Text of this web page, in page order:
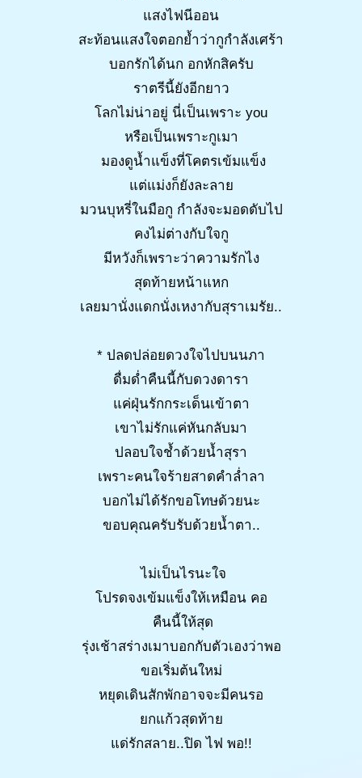
แสงไฟนีออน
สะท้อนแสงใจตอกย้ำว่ากูกำลังเศร้า
บอกรักได้นก อกหักสิครับ
ราตรีนี้ยังอีกยาว
โลกไม่น่าอยู่ นี่เป็นเพราะ you
หรือเป็นเพราะกูเมา
มองดูน้ำแข็งที่โคตรเข้มแข็ง
แต่แม่งก็ยังละลาย
มวนบุหรี่ในมือกู กำลังจะมอดดับไป
คงไม่ต่างกับใจกู
มีหวังก็เพราะว่าความรักไง
สุดท้ายหน้าแหก
เลยมานั่งแดกนั่งเหงากับสุราเมรัย..
* ปลดปล่อยดวงใจไปบนนภา
ดื่มด่ำคืนนี้กับดวงดารา
แค่ฝุ่นรักกระเด็นเข้าตา
เขาไม่รักแค่หันกลับมา
ปลอบใจช้ำด้วยน้ำสุรา
เพราะคนใจร้ายสาดคำล่ำลา
บอกไม่ได้รักขอโทษด้วยนะ
ขอบคุณครับรับด้วยน้ำตา..
ไม่เป็นไรนะใจ
โปรดจงเข้มแข็งให้เหมือน คอ
คืนนี้ให้สุด
รุ่งเช้าสร่างเมาบอกกับตัวเองว่าพอ
ขอเริ่มต้นใหม่
หยุดเดินสักพักอาจจะมีคนรอ
ยกแก้วสุดท้าย
แด่รักสลาย..ปิด ไฟ พอ!!